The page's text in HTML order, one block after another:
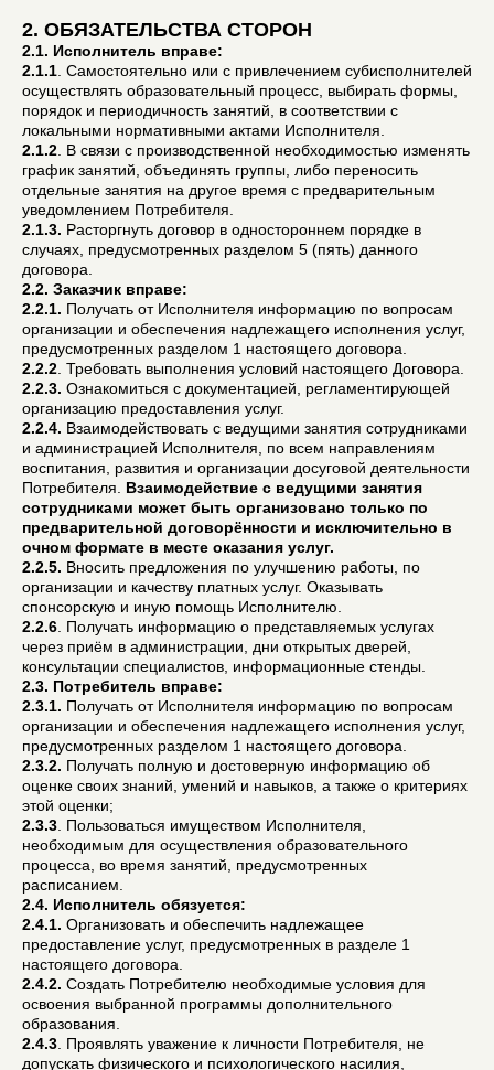
2. ОБЯЗАТЕЛЬСТВА СТОРОН
2.1. Исполнитель вправе:
2.1.1 . Самостоятельно или с привлечением субисполнителей
осуществлять образовательный процесс, выбирать формы,
порядок и периодичность занятий, в соответствии с
локальными нормативными актами Исполнителя.
2.1.2 . В связи с производственной необходимостью изменять
график занятий, объединять группы, либо переносить
отдельные занятия на другое время с предварительным
уведомлением Потребителя.
2.1.3. Расторгнуть договор в одностороннем порядке в
случаях, предусмотренных разделом 5 (пять) данного
договора.
2.2. Заказчик вправе:
2.2.1. Получать от Исполнителя информацию по вопросам
организации и обеспечения надлежащего исполнения услуг,
предусмотренных разделом 1 настоящего договора.
2.2.2 . Требовать выполнения условий настоящего Договора.
2.2.3. Ознакомиться с документацией, регламентирующей
организацию предоставления услуг.
2.2.4. Взаимодействовать с ведущими занятия сотрудниками
и администрацией Исполнителя, по всем направлениям
воспитания, развития и организации досуговой деятельности
Потребителя. Взаимодействие с ведущими занятия
сотрудниками может быть организовано только по
предварительной договорённости и исключительно в
очном формате в месте оказания услуг.
2.2.5. Вносить предложения по улучшению работы, по
организации и качеству платных услуг. Оказывать
спонсорскую и иную помощь Исполнителю.
2.2.6 . Получать информацию о представляемых услугах
через приём в администрации, дни открытых дверей,
консультации специалистов, информационные стенды.
2.3. Потребитель вправе:
2.3.1. Получать от Исполнителя информацию по вопросам
организации и обеспечения надлежащего исполнения услуг,
предусмотренных разделом 1 настоящего договора.
2.3.2. Получать полную и достоверную информацию об
оценке своих знаний, умений и навыков, а также о критериях
этой оценки;
2.3.3 . Пользоваться имуществом Исполнителя,
необходимым для осуществления образовательного
процесса, во время занятий, предусмотренных
расписанием.
2.4. Исполнитель обязуется:
2.4.1. Организовать и обеспечить надлежащее
предоставление услуг, предусмотренных в разделе 1
настоящего договора.
2.4.2. Создать Потребителю необходимые условия для
освоения выбранной программы дополнительного
образования.
2.4.3 . Проявлять уважение к личности Потребителя, не
допускать физического и психологического насилия,